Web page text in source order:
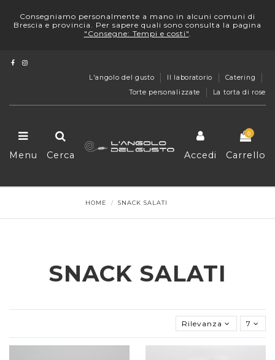
Consegniamo personalmente a mano in alcuni comuni di
Brescia e provincia. Per sapere quali sono consulta la pagina
"Consegne: Tempi e costi".
L'angolo del gusto Il laboratorio
Catering
Torte personalizzate
La torta di rose
Menu Cerca Accedi
0
Carrello
HOME SNACK SALATI
SNACK SALATI
Rilevanza 7